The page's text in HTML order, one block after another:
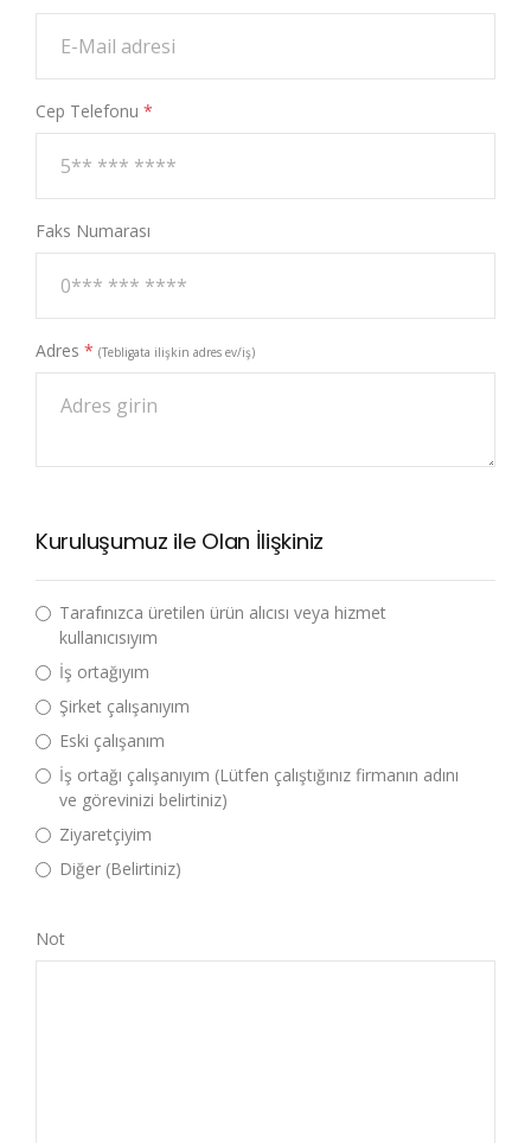
Cep Telefonu *
Faks Numarası
Adres * (Tebligata ilişkin adres ev/iş)
Kuruluşumuz ile Olan İlişkiniz
Tarafınızca üretilen ürün alıcısı veya hizmet
kullanıcısıyım
İş ortağıyım
Şirket çalışanıyım
Eski çalışanım
İş ortağı çalışanıyım (Lütfen çalıştığınız firmanın adını
ve görevinizi belirtiniz)
Ziyaretçiyim
Diğer (Belirtiniz)
Not